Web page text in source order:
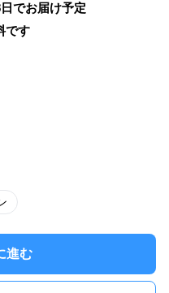
でお届け予定
です
進む